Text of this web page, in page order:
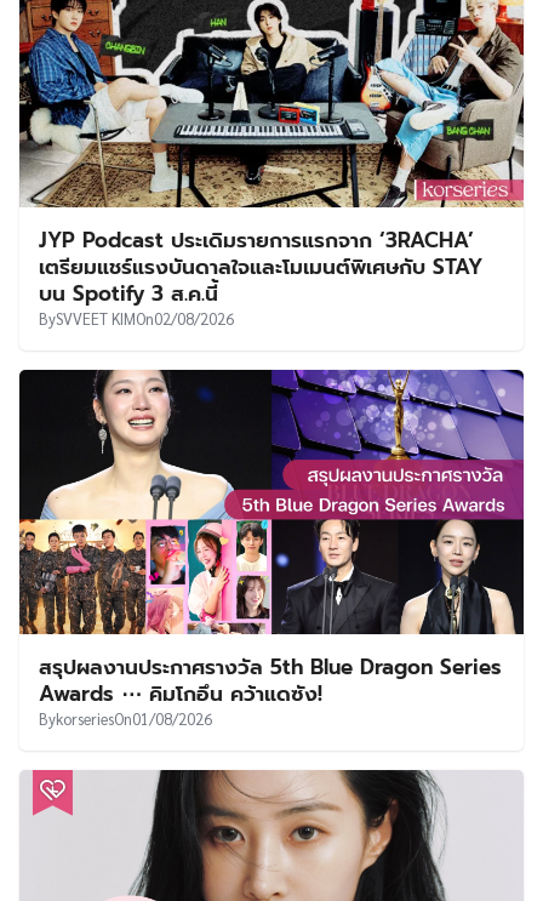
JYP Podcast ประเดิมรายการแรกจาก ‘3RACHA’
เตรียมแชร์แรงบันดาลใจและโมเมนต์พิเศษกับ STAY
บน Spotify 3 ส.ค.นี้
BySVVEET KIMOn02/08/2026
สรุปผลงานประกาศรางวัล 5th Blue Dragon Series
Awards ⋯ คิมโกอึน คว้าแดซัง!
BykorseriesOn01/08/2026